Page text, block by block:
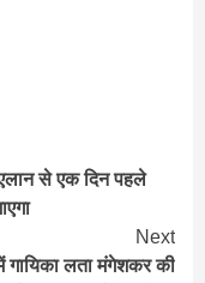
से एक दिन पहले
Next
गायिका लता मंगेशकर की